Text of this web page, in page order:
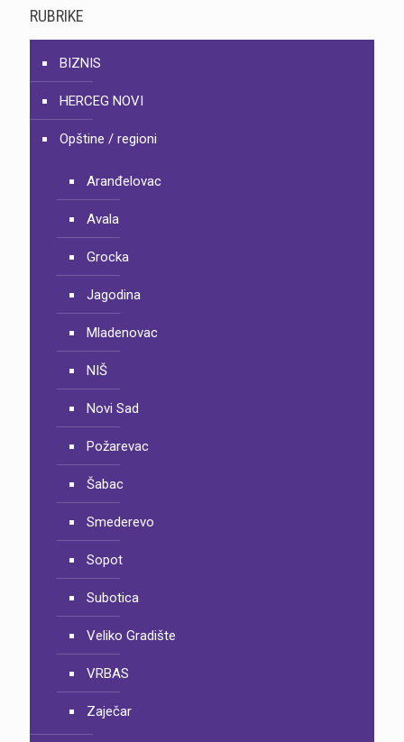
RUBRIKE
BIZNIS
HERCEG NOVI
Opštine / regioni
Aranđelovac
Avala
Grocka
Jagodina
Mladenovac
NIŠ
Novi Sad
Požarevac
Šabac
Smederevo
Sopot
Subotica
Veliko Gradište
VRBAS
Zaječar